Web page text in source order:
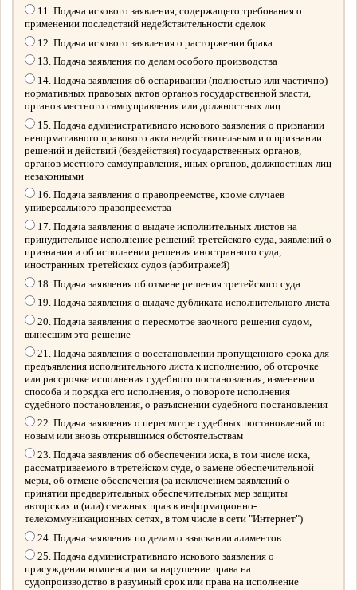
11. Подача искового заявления, содержащего требования о
применении последствий недействительности сделок
12. Подача искового заявления о расторжении брака
13. Подача заявления по делам особого производства
14. Подача заявления об оспаривании (полностью или частично)
нормативных правовых актов органов государственной власти,
органов местного самоуправления или должностных лиц
15. Подача административного искового заявления о признании
ненормативного правового акта недействительным и о признании
решений и действий (бездействия) государственных органов,
органов местного самоуправления, иных органов, должностных лиц
незаконными
16. Подача заявления о правопреемстве, кроме случаев
универсального правопреемства
17. Подача заявления о выдаче исполнительных листов на
принудительное исполнение решений третейского суда, заявлений о
признании и об исполнении решения иностранного суда,
иностранных третейских судов (арбитражей)
18. Подача заявления об отмене решения третейского суда
19. Подача заявления о выдаче дубликата исполнительного листа
20. Подача заявления о пересмотре заочного решения судом,
вынесшим это решение
21. Подача заявления о восстановлении пропущенного срока для
предъявления исполнительного листа к исполнению, об отсрочке
или рассрочке исполнения судебного постановления, изменении
способа и порядка его исполнения, о повороте исполнения
судебного постановления, о разъяснении судебного постановления
22. Подача заявления о пересмотре судебных постановлений по
новым или вновь открывшимся обстоятельствам
23. Подача заявления об обеспечении иска, в том числе иска,
рассматриваемого в третейском суде, о замене обеспечительной
меры, об отмене обеспечения (за исключением заявлений о
принятии предварительных обеспечительных мер защиты
авторских и (или) смежных прав в информационно-
телекоммуникационных сетях, в том числе в сети "Интернет")
24. Подача заявления по делам о взыскании алиментов
25. Подача административного искового заявления о
присуждении компенсации за нарушение права на
судопроизводство в разумный срок или права на исполнение